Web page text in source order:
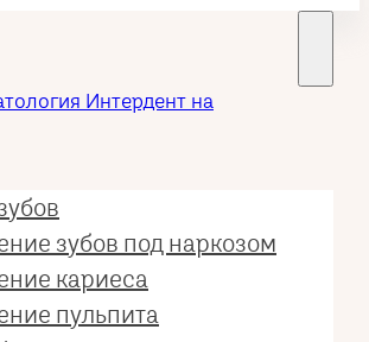
зубов под наркозом
кариеса
пульпита